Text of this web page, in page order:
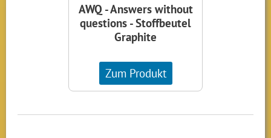
AWQ - Answers without
questions - Stoffbeutel
Graphite
Zum Produkt